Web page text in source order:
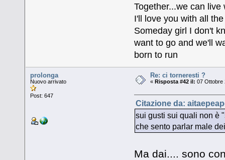
Together...we can live
I'll love you with all
Someday girl I don't
want to go and we'll
born to run
prolonga
Nuovo arrivato
Post: 647
Re: ci torneresti ?
« Risposta #42 il: 07 Ottobre
Citazione da:
sui gusti sui quali non è
che sento parlar male
Ma dai.... sono